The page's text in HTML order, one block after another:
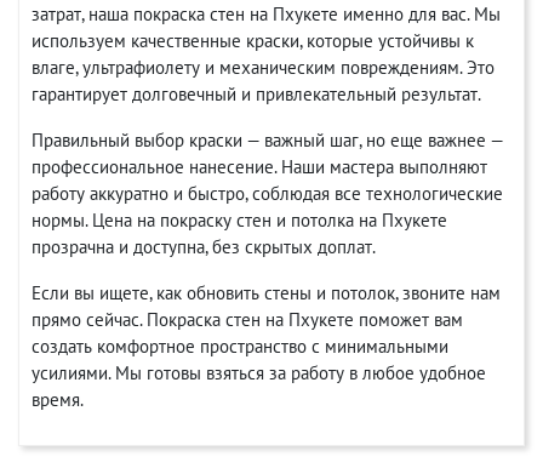
затрат, наша покраска стен на Пхукете именно для вас. Мы
используем качественные краски, которые устойчивы к
влаге, ультрафиолету и механическим повреждениям. Это
гарантирует долговечный и привлекательный результат.
Правильный выбор краски — важный шаг, но еще важнее —
профессиональное нанесение. Наши мастера выполняют
работу аккуратно и быстро, соблюдая все технологические
нормы. Цена на покраску стен и потолка на Пхукете
прозрачна и доступна, без скрытых доплат.
Если вы ищете, как обновить стены и потолок, звоните нам
прямо сейчас. Покраска стен на Пхукете поможет вам
создать комфортное пространство с минимальными
усилиями. Мы готовы взяться за работу в любое удобное
время.